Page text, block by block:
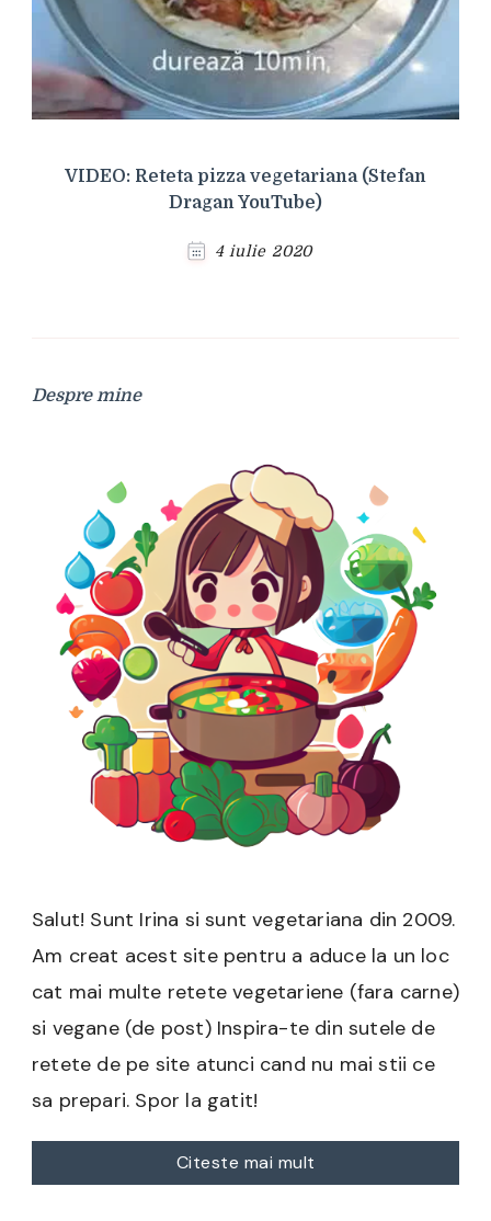
VIDEO: Reteta pizza vegetariana (Stefan
Dragan YouTube)
4 iulie 2020
Despre mine
Salut! Sunt Irina si sunt vegetariana din 2009.
Am creat acest site pentru a aduce la un loc
cat mai multe retete vegetariene (fara carne)
si vegane (de post) Inspira-te din sutele de
retete de pe site atunci cand nu mai stii ce
sa prepari. Spor la gatit!
Citeste mai mult